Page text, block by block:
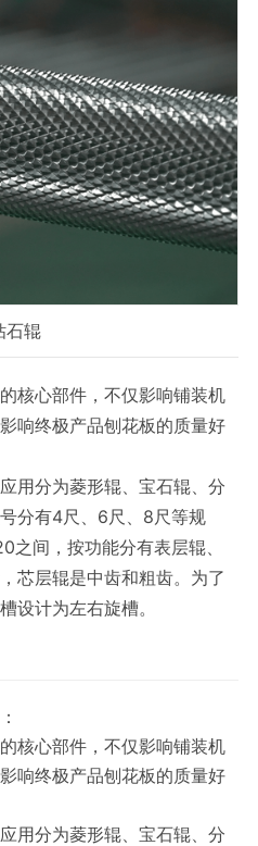
石辊
心部件，不仅影响铺装机
响终极产品刨花板的质量好
分为菱形辊、宝石辊、分
分有4尺、6尺、8尺等规
之间，按功能分有表层辊、
芯层辊是中齿和粗齿。为了
设计为左右旋槽。
心部件，不仅影响铺装机
响终极产品刨花板的质量好
分为菱形辊、宝石辊、分